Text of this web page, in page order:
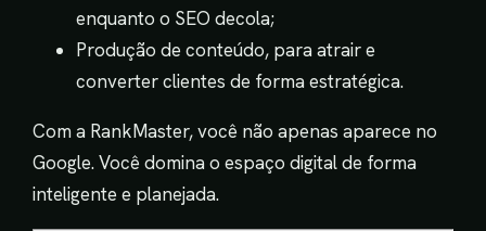
enquanto o SEO decola;
Produção de conteúdo, para atrair e
converter clientes de forma estratégica.
Com a RankMaster, você não apenas aparece no
Google. Você domina o espaço digital de forma
inteligente e planejada.